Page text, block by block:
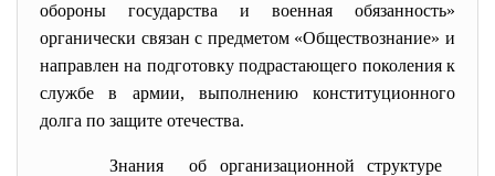
обороны государства и военная обязанность»
органически связан с предметом «Обществознание» и
направлен на подготовку подрастающего поколения к
службе в армии, выполнению конституционного
долга по защите отечества.
Знания об организационной структуре